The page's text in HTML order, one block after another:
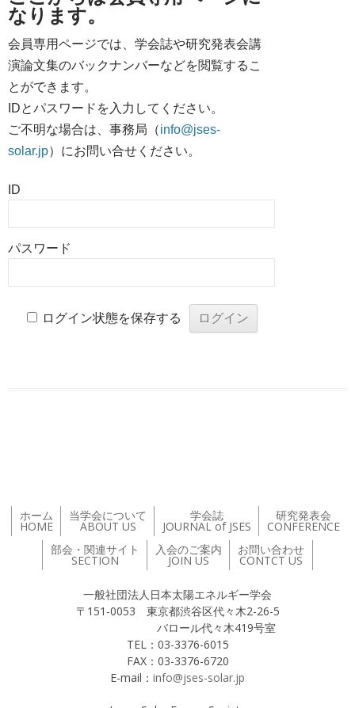
なります。
会員専用ページでは、学会誌や研究発表会講
演論文集のバックナンバーなどを閲覧するこ
とができます。
IDとパスワードを入力してください。
ご不明な場合は、事務局（info@jses-
solar.jp）にお問い合せください。
ID
パスワード
ログイン状態を保存する
ホーム
HOME
当学会について
ABOUT US
学会誌
JOURNAL of JSES
研究発表会
CONFERENCE
部会・関連サイト
SECTION
入会のご案内
JOIN US
お問い合わせ
CONTCT US
一般社団法人日本太陽エネルギー学会
〒151-0053 東京都渋谷区代々木2-26-5
バロール代々木419号室
TEL：03-3376-6015
FAX：03-3376-6720
E-mail： info@jses-solar.jp